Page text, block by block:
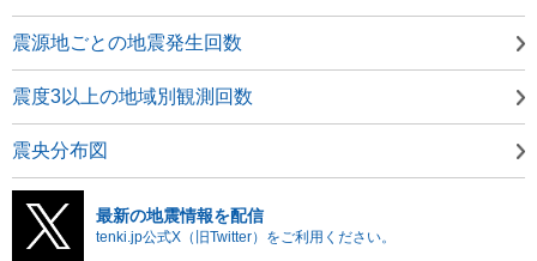
震源地ごとの地震発生回数
震度3以上の地域別観測回数
震央分布図
最新の地震情報を配信
tenki.jp公式X（旧Twitter）をご利用ください。